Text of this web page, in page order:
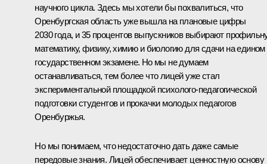
научного цикла. Здесь мы хотели бы похвалиться, что
Оренбургская область уже вышла на плановые цифры
2030 года, и 35 процентов выпускников выбирают
математику, физику, химию и биологию для сдачи на едином
государственном экзамене. Но мы не думаем
останавливаться, тем более что лицей уже стал
экспериментальной площадкой психолого-педагогической
подготовки студентов и прокачки молодых педагогов
Оренбуржья.
Но мы понимаем, что недостаточно дать даже самые
передовые знания. Лицей обеспечивает ценностную основу